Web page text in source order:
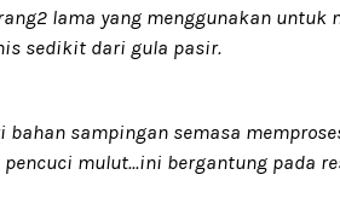
lama yang menggunakan untuk
sedikit dari gula pasir.
sampingan semasa
mulut...ini bergantung pada